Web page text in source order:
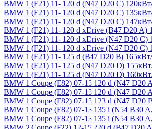
BMW 1 (F21) 11- 120 d (N47 D20 C)
BMW 1 (F21) 11- 120 d (N47 D20 C)
BMW 1 (F21) 11- 120 d (N47 D20 C)
BMW 1 (F21) 11- 120 d xDrive (B47 D20 A)
BMW 1 (F21) 11- 120 d xDrive (N47 D20 C)
BMW 1 (F21) 11- 120 d xDrive (N47 D20 C)
BMW 1 (F21) 11- 125 d (B47 D20 B)
BMW 1 (F21) 11- 125 d (N47 D20 D)
BMW 1 (F21) 11- 125 d (N47 D20 D)
BMW 1 Coupe (E82) 07-13 120 d (N47 D20
BMW 1 Coupe (E82) 07-13 120 d (N47 D20
BMW 1 Coupe (E82) 07-13 123 d (N47 D20
BMW 1 Coupe (E82) 07-13 135 i (N54 B30
BMW 1 Coupe (E82) 07-13 135 i (N54 B30
BMW 2 Coupe (F22) 12-15 220 d (B47 D20